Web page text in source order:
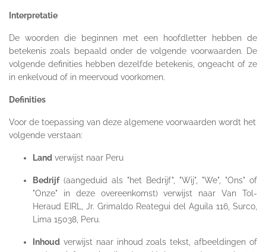
Interpretatie
De woorden die beginnen met een hoofdletter hebben de
betekenis zoals bepaald onder de volgende voorwaarden. De
volgende definities hebben dezelfde betekenis, ongeacht of ze
in enkelvoud of in meervoud voorkomen.
Definities
Voor de toepassing van deze algemene voorwaarden wordt het
volgende verstaan:
Land verwijst naar Peru
Bedrijf(aangeduid als "het Bedrijf", "Wij", "We", "Ons" of
"Onze" in deze overeenkomst) verwijst naar Van Tol-
Heraud EIRL, Jr. Grimaldo Reategui del Aguila 116, Surco,
Lima 15038, Peru.
Inhoud verwijst naar inhoud zoals tekst, afbeeldingen of